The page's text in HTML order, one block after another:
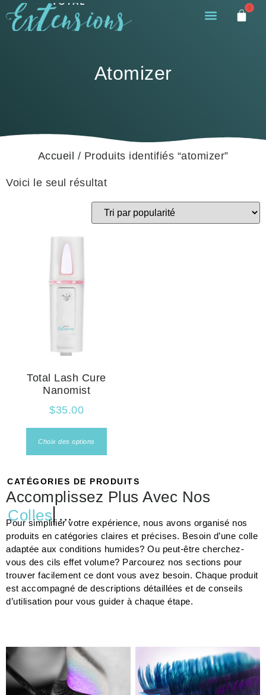
0
Atomizer
Accueil / Produits identifiés “atomizer”
Voici le seul résultat
Total Lash Cure
Nanomist
$35.00
Choix des options
CATÉGORIES DE PRODUITS
Accomplissez Plus Avec Nos
Colles ...
Pour simplifier votre expérience, nous avons organisé nos
produits en catégories claires et précises. Besoin d’une colle
adaptée aux conditions humides? Ou peut-être cherchez-
vous des cils effet volume? Parcourez nos sections pour
trouver facilement ce dont vous avez besoin. Chaque produit
est accompagné de descriptions détaillées et de conseils
d’utilisation pour vous guider à chaque étape.